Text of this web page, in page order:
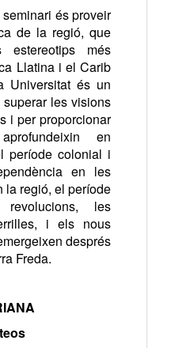
és proveir
de la regió, que
estereotips més
Llatina i el Carib
Universitat és un
les visions
i per proporcionar
en
període colonial i
en les
la regió, el període
les
i els nous
després
Freda.